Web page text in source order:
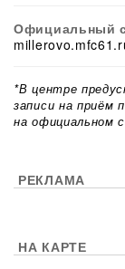
Официальный
*В центре
записи на приём
на официальном
РЕКЛАМА
НА КАРТЕ